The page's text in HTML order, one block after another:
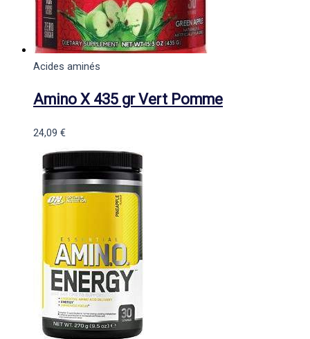
Acides aminés
Amino X 435 gr Vert Pomme
24,09 €